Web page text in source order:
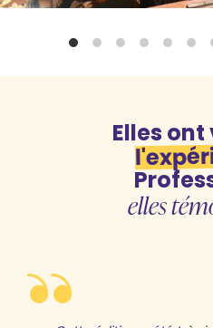
Elles
elles